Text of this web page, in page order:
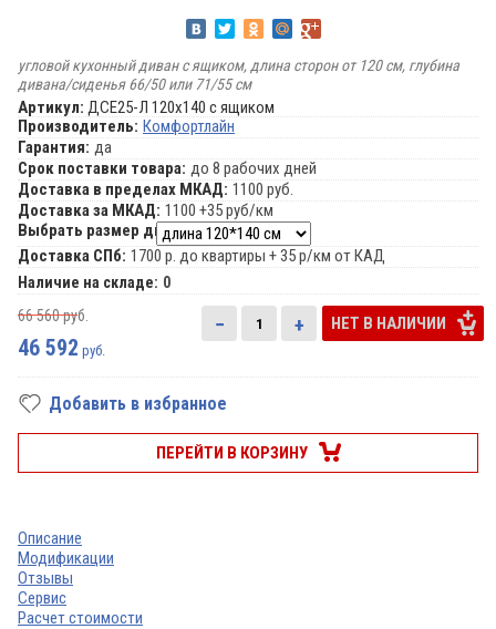
угловой кухонный диван с ящиком, длина сторон от 120 см, глубина
дивана/сиденья 66/50 или 71/55 см
Артикул: ДСЕ25-Л 120х140 с ящиком
Производитель: Комфортлайн
Гарантия: да
Срок поставки товара: до 8 рабочих дней
Доставка в пределах МКАД: 1100 руб.
Доставка за МКАД: 1100 +35 руб/км
Выбрать размер дивана:
Доставка СПб: 1700 р. до квартиры + 35 р/км от КАД
Наличие на складе: 0
66 560руб.
46 592 руб.
− + НЕТ В НАЛИЧИИ
Добавить в избранное
ПЕРЕЙТИ В КОРЗИНУ
Описание
Модификации
Отзывы
Сервис
Расчет стоимости